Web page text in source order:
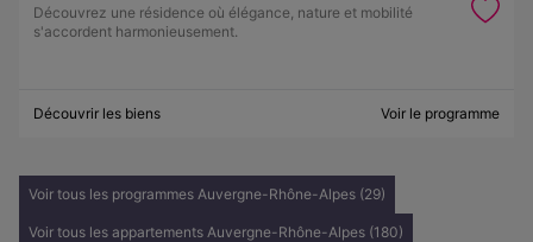
Découvrez une résidence où élégance, nature et mobilité
s'accordent harmonieusement.
Découvrir les biens Voir le programme
Voir tous les programmes Auvergne-Rhône-Alpes (29)
Voir tous les appartements Auvergne-Rhône-Alpes (180)